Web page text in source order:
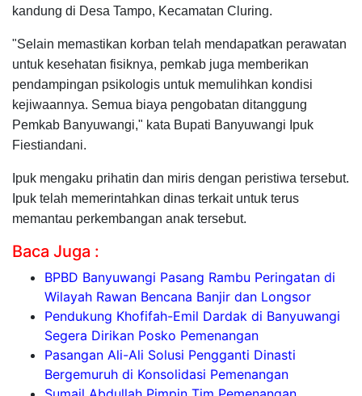
kandung di Desa Tampo, Kecamatan Cluring.
"Selain memastikan korban telah mendapatkan perawatan
untuk kesehatan fisiknya, pemkab juga memberikan
pendampingan psikologis untuk memulihkan kondisi
kejiwaannya. Semua biaya pengobatan ditanggung
Pemkab Banyuwangi," kata Bupati Banyuwangi Ipuk
Fiestiandani.
Ipuk mengaku prihatin dan miris dengan peristiwa tersebut.
Ipuk telah memerintahkan dinas terkait untuk terus
memantau perkembangan anak tersebut.
Baca Juga :
BPBD Banyuwangi Pasang Rambu Peringatan di
Wilayah Rawan Bencana Banjir dan Longsor
Pendukung Khofifah-Emil Dardak di Banyuwangi
Segera Dirikan Posko Pemenangan
Pasangan Ali-Ali Solusi Pengganti Dinasti
Bergemuruh di Konsolidasi Pemenangan